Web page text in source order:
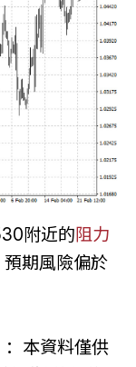
附近的阻力
期風險偏於
本資料僅供